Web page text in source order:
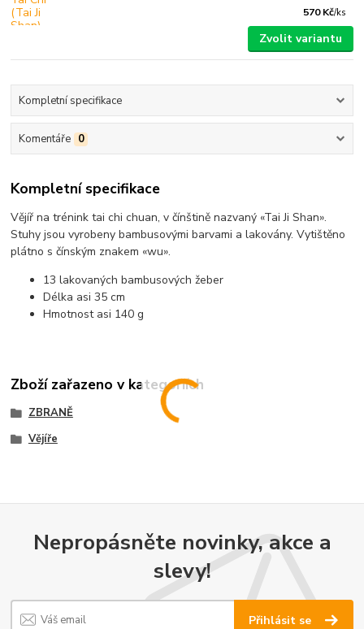
570 Kč/ks
Zvolit variantu
Kompletní specifikace
Komentáře 0
Kompletní specifikace
Vějíř na trénink tai chi chuan, v čínštině nazvaný «Tai Ji Shan».
Stuhy jsou vyrobeny bambusovými barvami a lakovány. Vytištěno
plátno s čínským znakem «wu».
13 lakovaných bambusových žeber
Délka asi 35 cm
Hmotnost asi 140 g
Zboží zařazeno v kategoriích
ZBRANĚ
Vějíře
Nepropásněte novinky, akce a
slevy!
Přihlásit se